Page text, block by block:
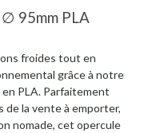
95mm PLA
froides tout en
grâce à notre
PLA. Parfaitement
de la vente à emporter,
nomade, cet opercule